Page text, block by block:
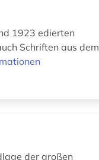
1923 edierten
Schriften aus dem
der großen